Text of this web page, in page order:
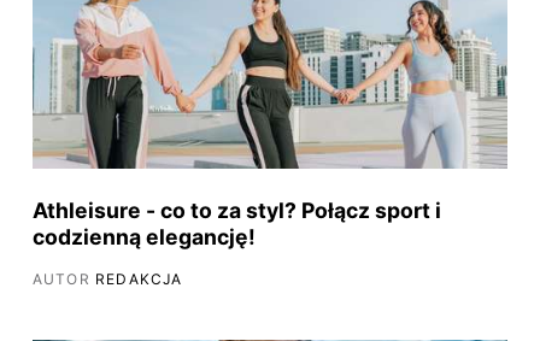
Athleisure - co to za styl? Połącz sport i
codzienną elegancję!
AUTOR REDAKCJA